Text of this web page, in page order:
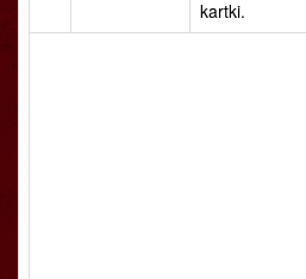
kartki.